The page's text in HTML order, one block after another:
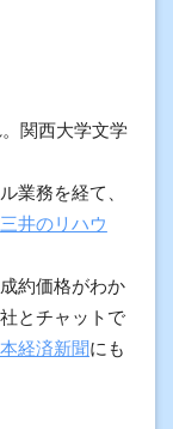
関西大学文学
業務を経て、
三井のリハウ
約価格がわか
とチャットで
経済新聞にも
に、プロ向け